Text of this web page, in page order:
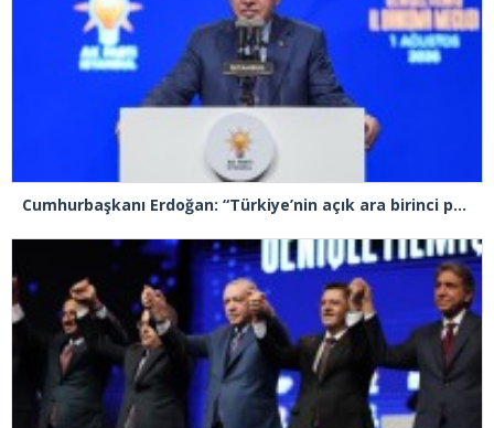
Cumhurbaşkanı Erdoğan: “Türkiye’nin açık ara birinci partisiyiz”